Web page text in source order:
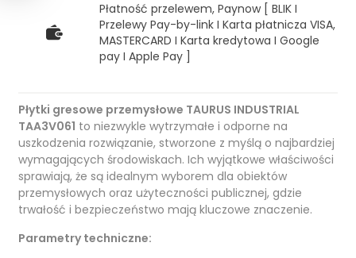
Płatność przelewem, Paynow [ BLIK I
Przelewy Pay-by-link I Karta płatnicza VISA,
MASTERCARD I Karta kredytowa I Google
pay I Apple Pay ]
Płytki gresowe przemysłowe TAURUS INDUSTRIAL
TAA3V061 to niezwykle wytrzymałe i odporne na
uszkodzenia rozwiązanie, stworzone z myślą o najbardziej
wymagających środowiskach. Ich wyjątkowe właściwości
sprawiają, że są idealnym wyborem dla obiektów
przemysłowych oraz użyteczności publicznej, gdzie
trwałość i bezpieczeństwo mają kluczowe znaczenie.
Parametry techniczne: